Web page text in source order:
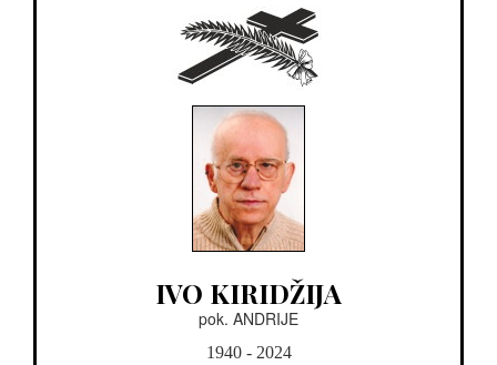
IVO KIRIDŽIJA
pok. ANDRIJE
1940 - 2024